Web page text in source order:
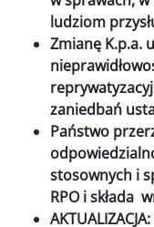
ludziom
Zmianę K.p.a.
zaniedbań
Państwo
stosownych i
RPO i składa